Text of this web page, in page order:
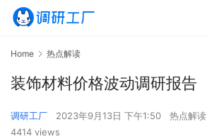
Home 热点解读
装饰材料价格波动调研报告
调研工厂 2023年9月13日 下午1:50 热点解读
4414 views